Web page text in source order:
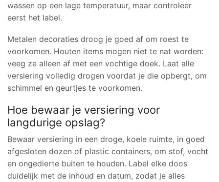
wassen op een lage temperatuur, maar controleer
eerst het label.
Metalen decoraties droog je goed af om roest te
voorkomen. Houten items mogen niet te nat worden:
veeg ze alleen af met een vochtige doek. Laat alle
versiering volledig drogen voordat je die opbergt, om
schimmel en geurtjes te voorkomen.
Hoe bewaar je versiering voor
langdurige opslag?
Bewaar versiering in een droge, koele ruimte, in goed
afgesloten dozen of plastic containers, om stof, vocht
en ongedierte buiten te houden. Label elke doos
duidelijk met de inhoud en datum, zodat je alles